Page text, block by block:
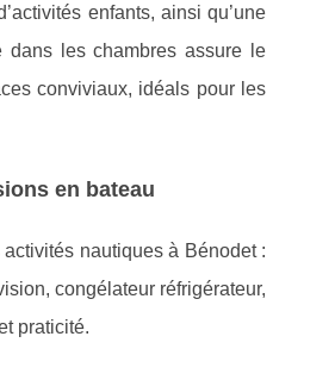
enfants, ainsi qu’une
dans les chambres assure le
conviviaux, idéals pour les
en bateau
nautiques à Bénodet :
congélateur réfrigérateur,
praticité.